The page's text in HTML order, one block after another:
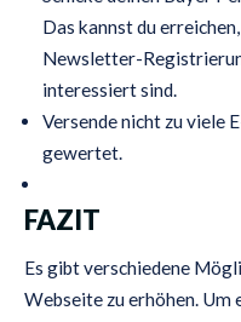
Das kannst du
Newsletter-
interessiert sind.
Versende nicht zu viele
gewertet.
FAZIT
Es gibt verschiedene
Webseite zu erhöhen.